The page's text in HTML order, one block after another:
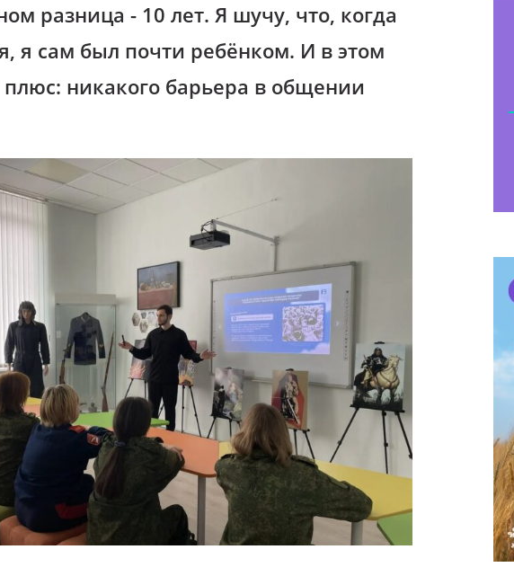
разница - 10 лет. Я шучу, что, когда
я сам был почти ребёнком. И в этом
никакого барьера в общении